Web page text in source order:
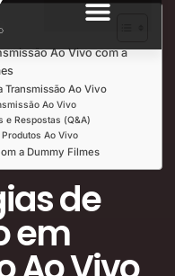
Ao Vivo com a
Transmissão Ao Vivo
Ao Vivo
e Respostas (Q&A)
Ao Vivo
a Dummy Filmes
de
em